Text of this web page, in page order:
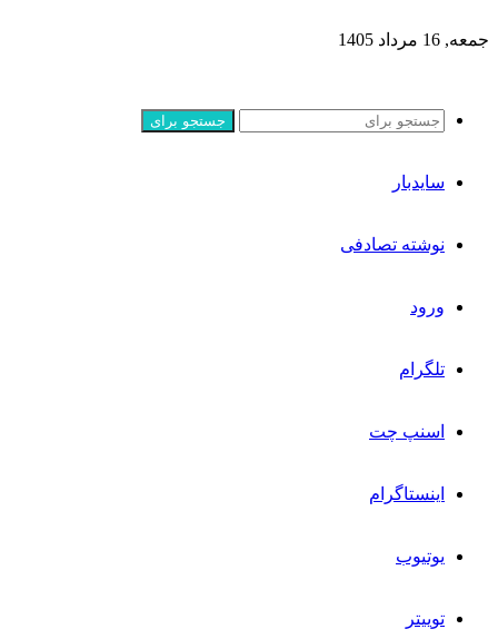
جمعه, 16 مرداد 1405
جستجو برای
سایدبار
نوشته تصادفی
ورود
تلگرام
اسنپ چت
اینستاگرام
یوتیوب
توییتر